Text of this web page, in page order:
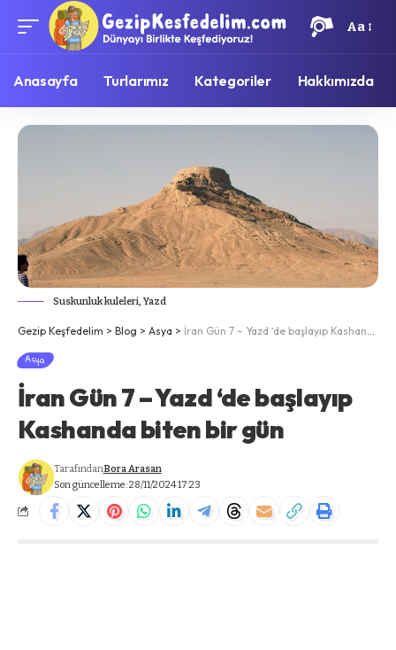
Aa
Anasayfa Turlarımız Kategoriler Hakkımızda
Suskunluk kuleleri, Yazd
Gezip Keşfedelim > Blog > Asya > İran Gün 7 – Yazd ‘de başlayıp Kashanda biten bir gün
Asya
İran Gün 7 – Yazd ‘de başlayıp
Kashanda biten bir gün
Son güncelleme: 28/11/2024 17:23
TarafındanBora Arasan